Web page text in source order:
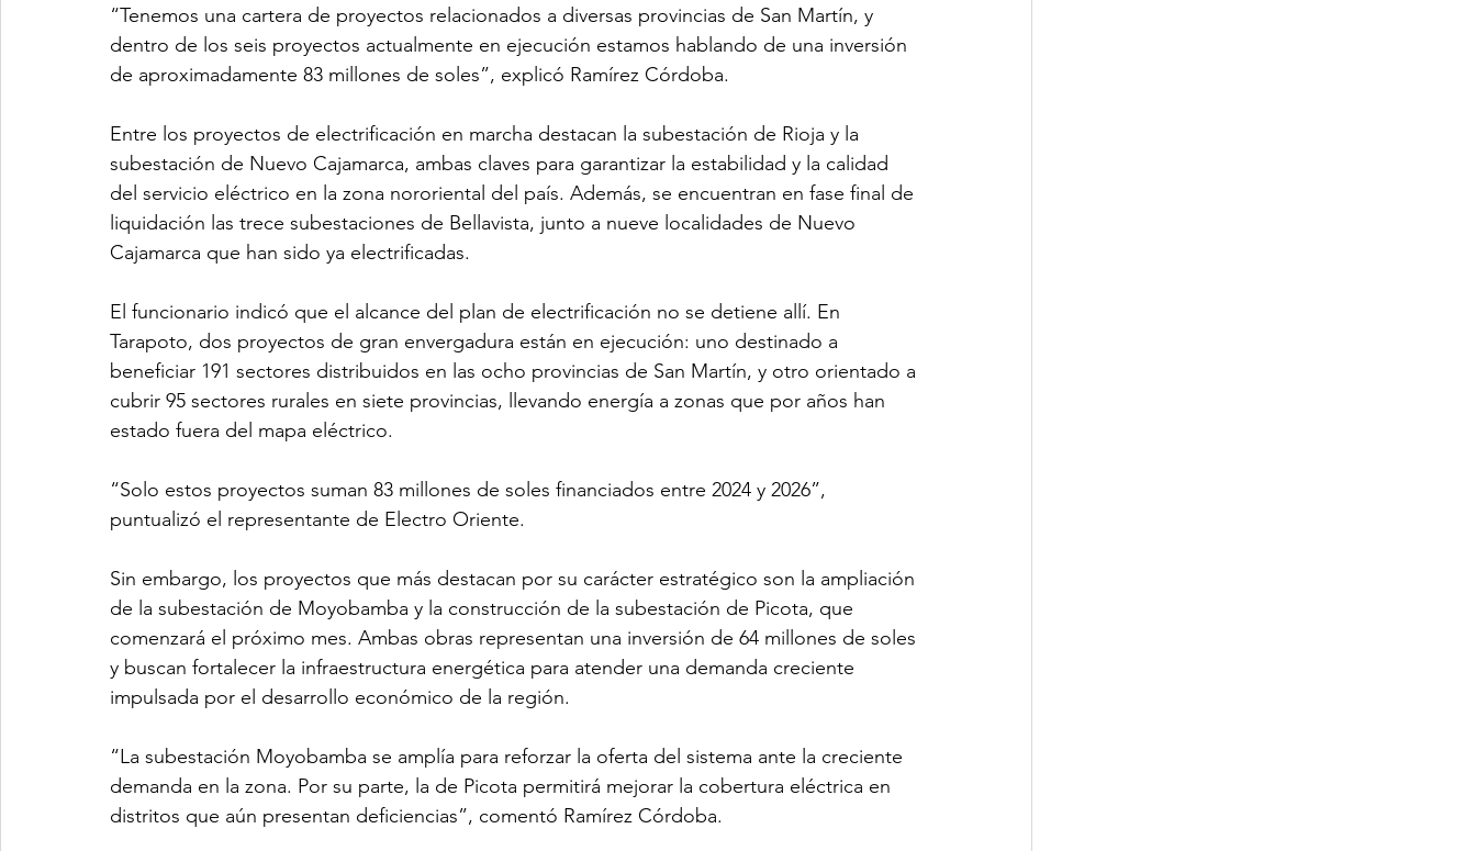
“Tenemos una cartera de proyectos relacionados a diversas provincias de San Martín, y
dentro de los seis proyectos actualmente en ejecución estamos hablando de una inversión
de aproximadamente 83 millones de soles”, explicó Ramírez Córdoba.
Entre los proyectos de electrificación en marcha destacan la subestación de Rioja y la
subestación de Nuevo Cajamarca, ambas claves para garantizar la estabilidad y la calidad
del servicio eléctrico en la zona nororiental del país. Además, se encuentran en fase final de
liquidación las trece subestaciones de Bellavista, junto a nueve localidades de Nuevo
Cajamarca que han sido ya electrificadas.
El funcionario indicó que el alcance del plan de electrificación no se detiene allí. En
Tarapoto, dos proyectos de gran envergadura están en ejecución: uno destinado a
beneficiar 191 sectores distribuidos en las ocho provincias de San Martín, y otro orientado a
cubrir 95 sectores rurales en siete provincias, llevando energía a zonas que por años han
estado fuera del mapa eléctrico.
“Solo estos proyectos suman 83 millones de soles financiados entre 2024 y 2026”,
puntualizó el representante de Electro Oriente.
Sin embargo, los proyectos que más destacan por su carácter estratégico son la ampliación
de la subestación de Moyobamba y la construcción de la subestación de Picota, que
comenzará el próximo mes. Ambas obras representan una inversión de 64 millones de soles
y buscan fortalecer la infraestructura energética para atender una demanda creciente
impulsada por el desarrollo económico de la región.
“La subestación Moyobamba se amplía para reforzar la oferta del sistema ante la creciente
demanda en la zona. Por su parte, la de Picota permitirá mejorar la cobertura eléctrica en
distritos que aún presentan deficiencias”, comentó Ramírez Córdoba.